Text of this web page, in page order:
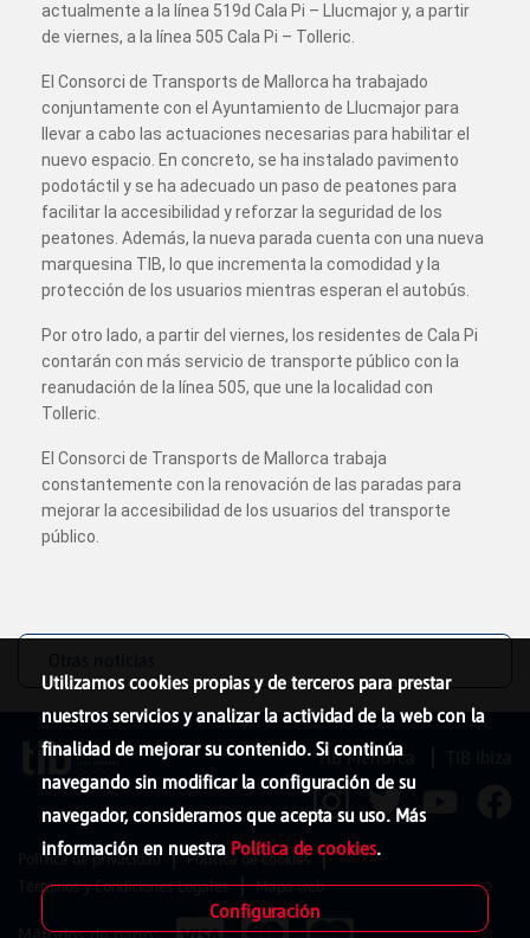
actualmente a la línea 519d Cala Pi – Llucmajor y, a partir
de viernes, a la línea 505 Cala Pi – Tolleric.
El Consorci de Transports de Mallorca ha trabajado
conjuntamente con el Ayuntamiento de Llucmajor para
llevar a cabo las actuaciones necesarias para habilitar el
nuevo espacio. En concreto, se ha instalado pavimento
podotáctil y se ha adecuado un paso de peatones para
facilitar la accesibilidad y reforzar la seguridad de los
peatones. Además, la nueva parada cuenta con una nueva
marquesina TIB, lo que incrementa la comodidad y la
protección de los usuarios mientras esperan el autobús.
Por otro lado, a partir del viernes, los residentes de Cala Pi
contarán con más servicio de transporte público con la
reanudación de la línea 505, que une la localidad con
Tolleric.
El Consorci de Transports de Mallorca trabaja
constantemente con la renovación de las paradas para
mejorar la accesibilidad de los usuarios del transporte
público.
Utilizamos cookies propias y de terceros para prestar
nuestros servicios y analizar la actividad de la web con la
finalidad de mejorar su contenido. Si continúa
navegando sin modificar la configuración de su
navegador, consideramos que acepta su uso. Más
información en nuestra Política de cookies.
Configuración
TIB Menorca
Política de privacidad
Política de cookies
Términos y Condiciones Legales
Mapa web